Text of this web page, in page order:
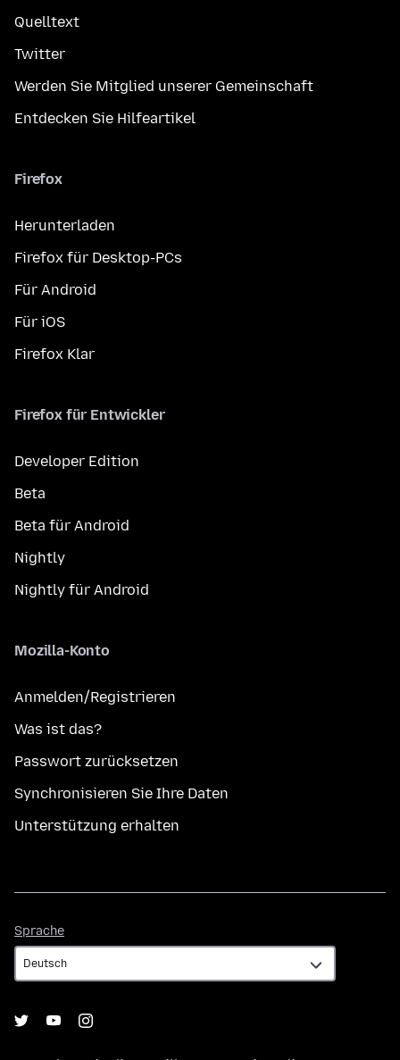
Quelltext
Twitter
Werden Sie Mitglied unserer Gemeinschaft
Entdecken Sie Hilfeartikel
Firefox
Herunterladen
Firefox für Desktop-PCs
Für Android
Für iOS
Firefox Klar
Firefox für Entwickler
Developer Edition
Beta
Beta für Android
Nightly
Nightly für Android
Mozilla-Konto
Anmelden/Registrieren
Was ist das?
Passwort zurücksetzen
Synchronisieren Sie Ihre Daten
Unterstützung erhalten
Sprache